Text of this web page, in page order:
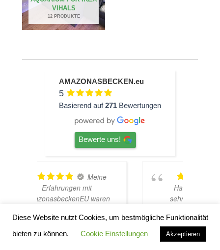
VIHALS
12 PRODUKTE
AMAZONASBECKEN.eu
5
Basierend auf271 Bewertungen
Bewerte uns!
zur
TOP
Hardscape im Laden und
sehr nette Beratung! Ich bin
Beståbecken
Diese Website nutzt Cookies, um bestmögliche Funktionalität
bieten zu können.
Cookie Einstellungen Akzeptieren